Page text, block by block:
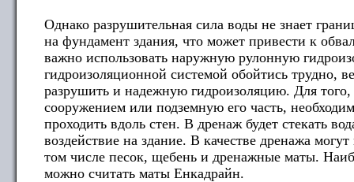
Однако разрушительная сила воды не знает
на фундамент здания, что может привести к
важно использовать наружную рулонную
гидроизоляционной системой обойтись трудно,
разрушить и надежную гидроизоляцию. Для того,
сооружением или подземную его часть,
проходить вдоль стен. В дренаж будет стекать
воздействие на здание. В качестве дренажа
том числе песок, щебень и дренажные маты.
можно считать маты Енкадрайн.